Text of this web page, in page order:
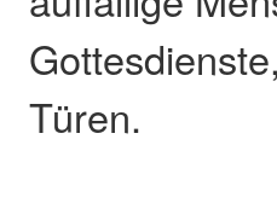
Türen.